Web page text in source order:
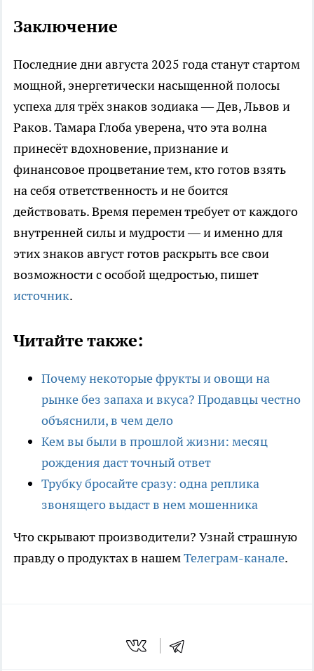
Заключение
Последние дни августа 2025 года станут стартом
мощной, энергетически насыщенной полосы
успеха для трёх знаков зодиака — Дев, Львов и
Раков. Тамара Глоба уверена, что эта волна
принесёт вдохновение, признание и
финансовое процветание тем, кто готов взять
на себя ответственность и не боится
действовать. Время перемен требует от каждого
внутренней силы и мудрости — и именно для
этих знаков август готов раскрыть все свои
возможности с особой щедростью, пишет
источник.
Читайте также:
Почему некоторые фрукты и овощи на
рынке без запаха и вкуса? Продавцы честно
объяснили, в чем дело
Кем вы были в прошлой жизни: месяц
рождения даст точный ответ
Трубку бросайте сразу: одна реплика
звонящего выдаст в нем мошенника
Что скрывают производители? Узнай страшную
правду о продуктах в нашемТелеграм-канале.